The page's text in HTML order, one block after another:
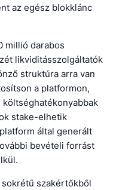
az egész blokklánc
millió darabos
likviditásszolgáltatók
struktúra arra van
a platformon,
stake-elhetik
által generált
bevételi forrást
szakértőkből